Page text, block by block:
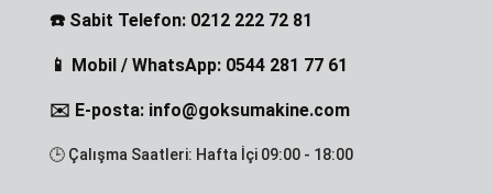
☎️ Sabit Telefon: 0212 222 72 81
📱 Mobil / WhatsApp: 0544 281 77 61
✉️ E-posta: info@goksumakine.com
🕒 Çalışma Saatleri: Hafta İçi 09:00 - 18:00